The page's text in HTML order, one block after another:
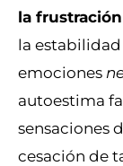
la frustración
la
emociones
autoestima
sensaciones
cesación de